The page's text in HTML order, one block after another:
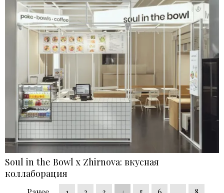
Soul in the Bowl х Zhirnova: вкусная
коллаборация